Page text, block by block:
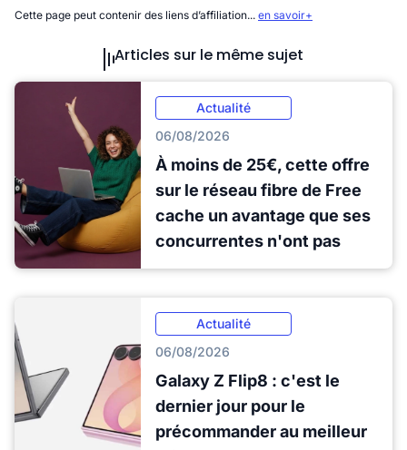
Cette page peut contenir des liens d’affiliation... en savoir+
Articles sur le même sujet
Actualité
06/08/2026
À moins de 25€, cette offre
sur le réseau fibre de Free
cache un avantage que ses
concurrentes n'ont pas
Actualité
06/08/2026
Galaxy Z Flip8 : c'est le
dernier jour pour le
précommander au meilleur